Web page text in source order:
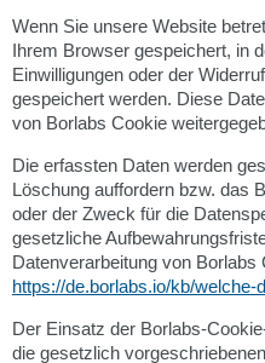
Wenn Sie unsere Website
Ihrem Browser gespeichert, in
Einwilligungen oder der
gespeichert werden. Diese
von Borlabs Cookie
Die erfassten Daten werden
Löschung auffordern bzw. das
oder der Zweck für die
gesetzliche
Datenverarbeitung von Borlabs
https://de.borlabs.io/kb/
Der Einsatz der Borlabs-
die gesetzlich